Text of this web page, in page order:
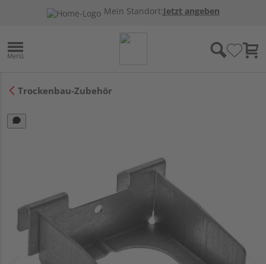
Mein Standort:Jetzt angeben
Trockenbau-Zubehör